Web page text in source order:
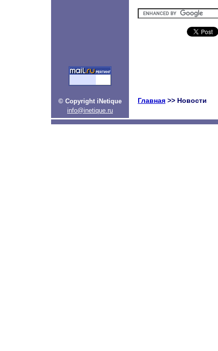
© Copyright iNetique
info@inetique.ru
Главная >> Новости